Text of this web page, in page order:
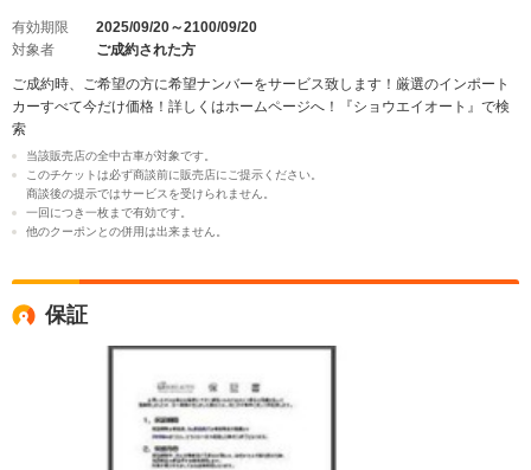
有効期限
2025/09/20～2100/09/20
対象者
ご成約された方
ご成約時、ご希望の方に希望ナンバーをサービス致します！厳選のインポート
カーすべて今だけ価格！詳しくはホームページへ！『ショウエイオート』で検
索
当該販売店の全中古車が対象です。
このチケットは必ず商談前に販売店にご提示ください。
商談後の提示ではサービスを受けられません。
一回につき一枚まで有効です。
他のクーポンとの併用は出来ません。
保証